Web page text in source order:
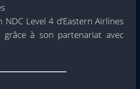
Level 4 d’Eastern Airlines
grâce à son partenariat avec